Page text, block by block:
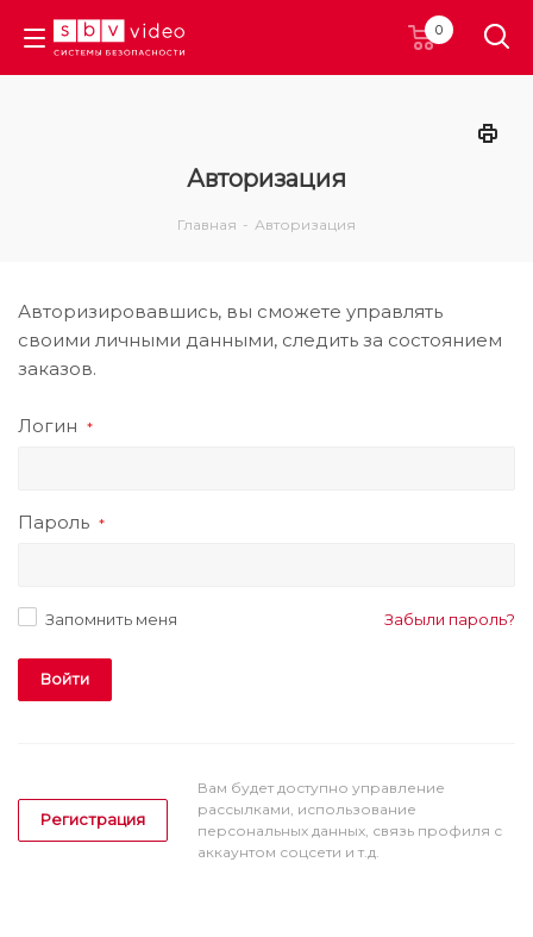
0
Авторизация
Главная - Авторизация
Авторизировавшись, вы сможете управлять
своими личными данными, следить за состоянием
заказов.
Логин *
Пароль *
Забыли пароль?
Запомнить меня
Войти
Регистрация
Вам будет доступно управление
рассылками, использование
персональных данных, связь профиля с
аккаунтом соцсети и т.д.